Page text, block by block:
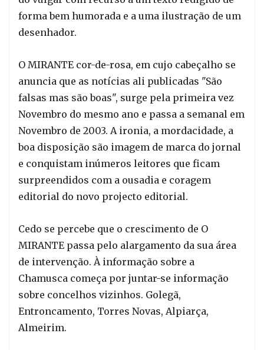
forma bem humorada e a uma ilustração de um
desenhador.
O MIRANTE cor-de-rosa, em cujo cabeçalho se
anuncia que as notícias ali publicadas "São
falsas mas são boas", surge pela primeira vez
Novembro do mesmo ano e passa a semanal em
Novembro de 2003. A ironia, a mordacidade, a
boa disposição são imagem de marca do jornal
e conquistam inúmeros leitores que ficam
surpreendidos com a ousadia e coragem
editorial do novo projecto editorial.
Cedo se percebe que o crescimento de O
MIRANTE passa pelo alargamento da sua área
de intervenção. À informação sobre a
Chamusca começa por juntar-se informação
sobre concelhos vizinhos. Golegã,
Entroncamento, Torres Novas, Alpiarça,
Almeirim.